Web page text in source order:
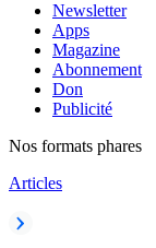
Newsletter
Apps
Magazine
Abonnement
Don
Publicité
Nos formats phares
Articles